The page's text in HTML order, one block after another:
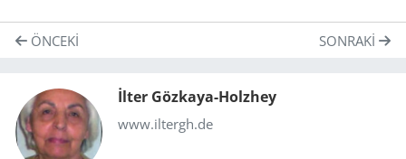
ÖNCEKI SONRAKI
İlter Gözkaya-Holzhey
www.iltergh.de